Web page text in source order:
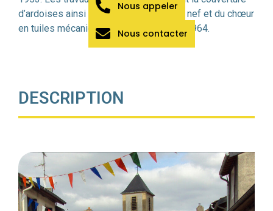
d’ardoises ainsi que la couverture de la nef et du chœur
en tuiles mécaniques, sont achevés en 1964.
DESCRIPTION
Nous appeler
Nous contacter